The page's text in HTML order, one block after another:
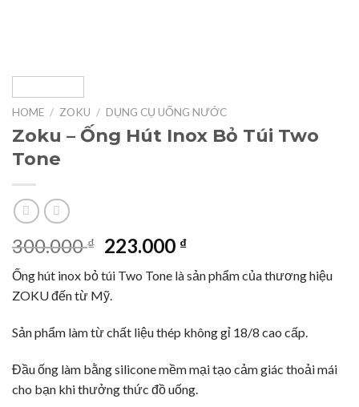
HOME / ZOKU / DỤNG CỤ UỐNG NƯỚC
Zoku – Ống Hút Inox Bỏ Túi Two
Tone
300.000₫ Original
was:
300.000 ₫.
223.000 ₫Current
price
is:
Ống hút inox bỏ túi Two Tone là sản phẩm của thương hiệu
ZOKU đến từ Mỹ.
Sản phẩm làm từ chất liệu thép không gỉ 18/8 cao cấp.
Đầu ống làm bằng silicone mềm mại tạo cảm giác thoải mái
cho bạn khi thưởng thức đồ uống.